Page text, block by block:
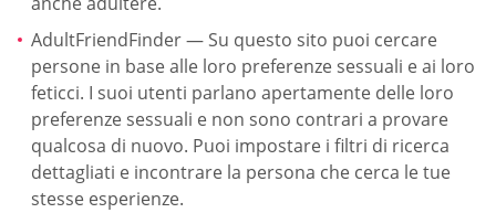
AdultFriendFinder — Su questo sito puoi cercare
persone in base alle loro preferenze sessuali e ai loro
feticci. I suoi utenti parlano apertamente delle loro
preferenze sessuali e non sono contrari a provare
qualcosa di nuovo. Puoi impostare i filtri di ricerca
dettagliati e incontrare la persona che cerca le tue
stesse esperienze.